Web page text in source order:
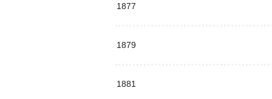
1877
1879
1881